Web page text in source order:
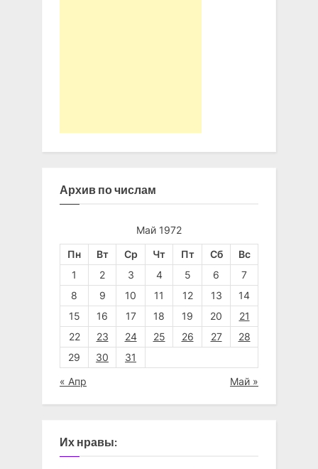
Архив по числам
Май 1972
Пн Вт Ср Чт Пт Сб
Вс
1
2 3 4 5 6
7
8
9 10 11 12 13
14
15
16 17 18 19 20
21
22
23 24 25 26 27
28
29
30 31
« Апр Май »
Их нравы: